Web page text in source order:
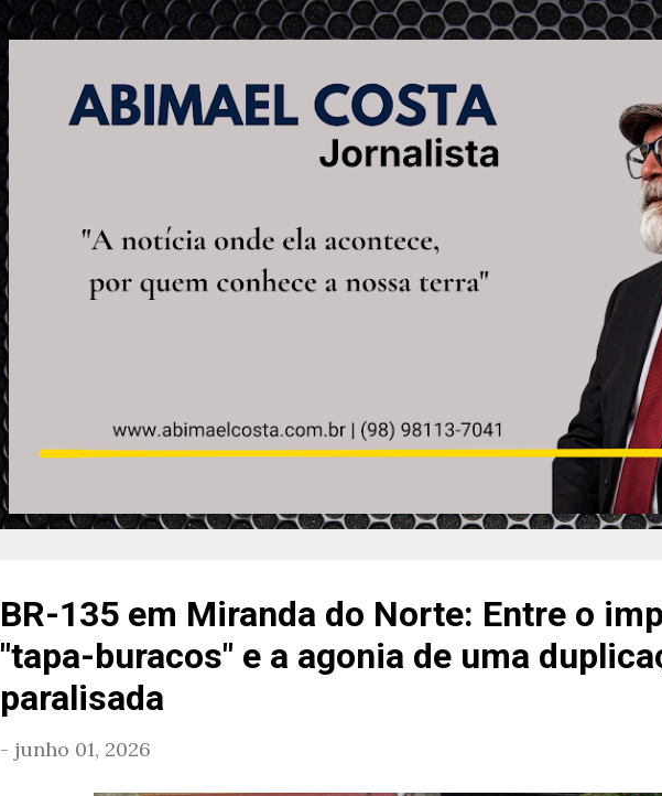
Pular para o conteúdo principal
BR-135 em Miranda do Norte: Entre o
"tapa-buracos" e a agonia de uma
paralisada
- junho 01, 2026